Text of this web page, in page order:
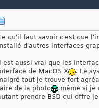
qu'il faut savoir c'est que
d'autres interfaces
est aussi vrai que les
de MacOS X
. Le
tout je trouve fort
de la photo
même si je
prendre BSD qui offre